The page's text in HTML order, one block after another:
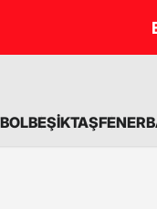
BEŞİKTAŞ